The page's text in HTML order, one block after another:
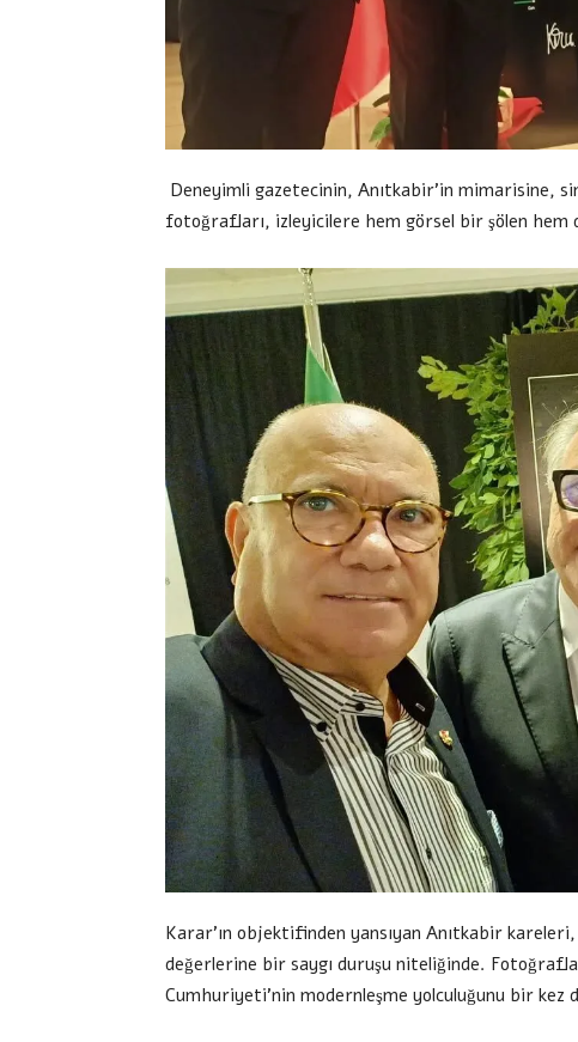
Deneyimli gazetecinin, Anıtkabir’in mimarisine,
fotoğrafları, izleyicilere hem görsel bir şölen
Karar’ın objektifinden yansıyan Anıtkabir
değerlerine bir saygı duruşu niteliğinde.
Cumhuriyeti’nin modernleşme yolculuğunu bir kez